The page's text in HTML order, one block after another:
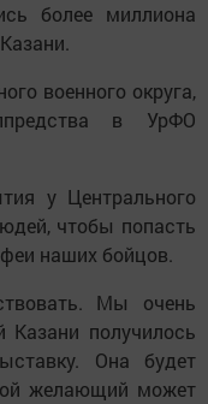
более миллиона
военного округа,
в УрФО
у Центрального
чтобы попасть
наших бойцов.
Мы очень
получилось
Она будет
желающий может